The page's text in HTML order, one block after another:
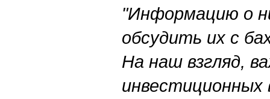
"Информацию о
обсудить их с
На наш взгляд,
инвестиционных